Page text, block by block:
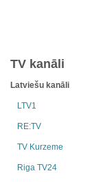
TV kanāli
Latviešu kanāli
LTV1
RE:TV
TV Kurzeme
Riga TV24